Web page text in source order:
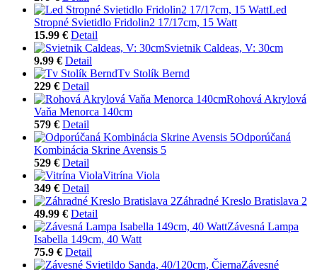
Led
Stropné Svietidlo Fridolin2 17/17cm, 15 Watt
15.99 € Detail
Svietnik Caldeas, V: 30cm
9.99 € Detail
Tv Stolík Bernd
229 € Detail
Rohová Akrylová
Vaňa Menorca 140cm
579 € Detail
Odporúčaná
Kombinácia Skrine Avensis 5
529 € Detail
Vitrína Viola
349 € Detail
Záhradné Kreslo Bratislava 2
49.99 € Detail
Závesná Lampa
Isabella 149cm, 40 Watt
75.9 € Detail
Závesné